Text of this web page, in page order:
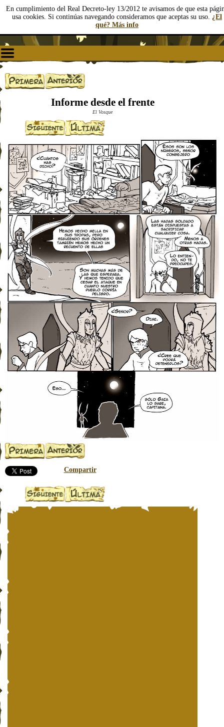
En cumplimiento del Real Decreto-ley 13/2012 te avisamos de que esta
usa cookies. Si continúas navegando consideramos que aceptas su uso. ¿El
qué? Más info
Informe desde el frente
El Vosque
Compartir